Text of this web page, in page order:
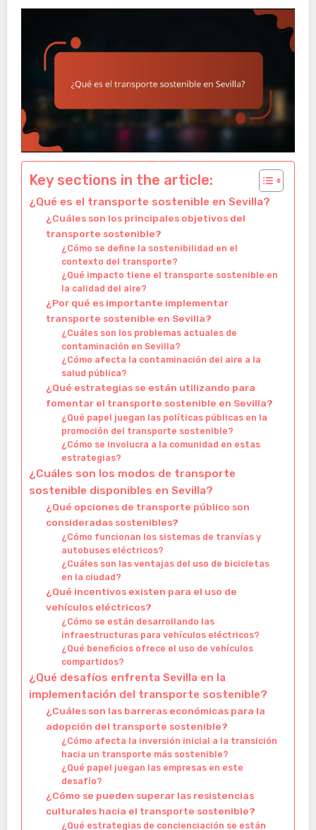
Key sections in the article:
¿Qué es el transporte sostenible en Sevilla?
¿Cuáles son los principales objetivos del
transporte sostenible?
¿Cómo se define la sostenibilidad en el
contexto del transporte?
¿Qué impacto tiene el transporte sostenible en
la calidad del aire?
¿Por qué es importante implementar
transporte sostenible en Sevilla?
¿Cuáles son los problemas actuales de
contaminación en Sevilla?
¿Cómo afecta la contaminación del aire a la
salud pública?
¿Qué estrategias se están utilizando para
fomentar el transporte sostenible en Sevilla?
¿Qué papel juegan las políticas públicas en la
promoción del transporte sostenible?
¿Cómo se involucra a la comunidad en estas
estrategias?
¿Cuáles son los modos de transporte
sostenible disponibles en Sevilla?
¿Qué opciones de transporte público son
consideradas sostenibles?
¿Cómo funcionan los sistemas de tranvías y
autobuses eléctricos?
¿Cuáles son las ventajas del uso de bicicletas
en la ciudad?
¿Qué incentivos existen para el uso de
vehículos eléctricos?
¿Cómo se están desarrollando las
infraestructuras para vehículos eléctricos?
¿Qué beneficios ofrece el uso de vehículos
compartidos?
¿Qué desafíos enfrenta Sevilla en la
implementación del transporte sostenible?
¿Cuáles son las barreras económicas para la
adopción del transporte sostenible?
¿Cómo afecta la inversión inicial a la transición
hacia un transporte más sostenible?
¿Qué papel juegan las empresas en este
desafío?
¿Cómo se pueden superar las resistencias
culturales hacia el transporte sostenible?
¿Qué estrategias de concienciación se están